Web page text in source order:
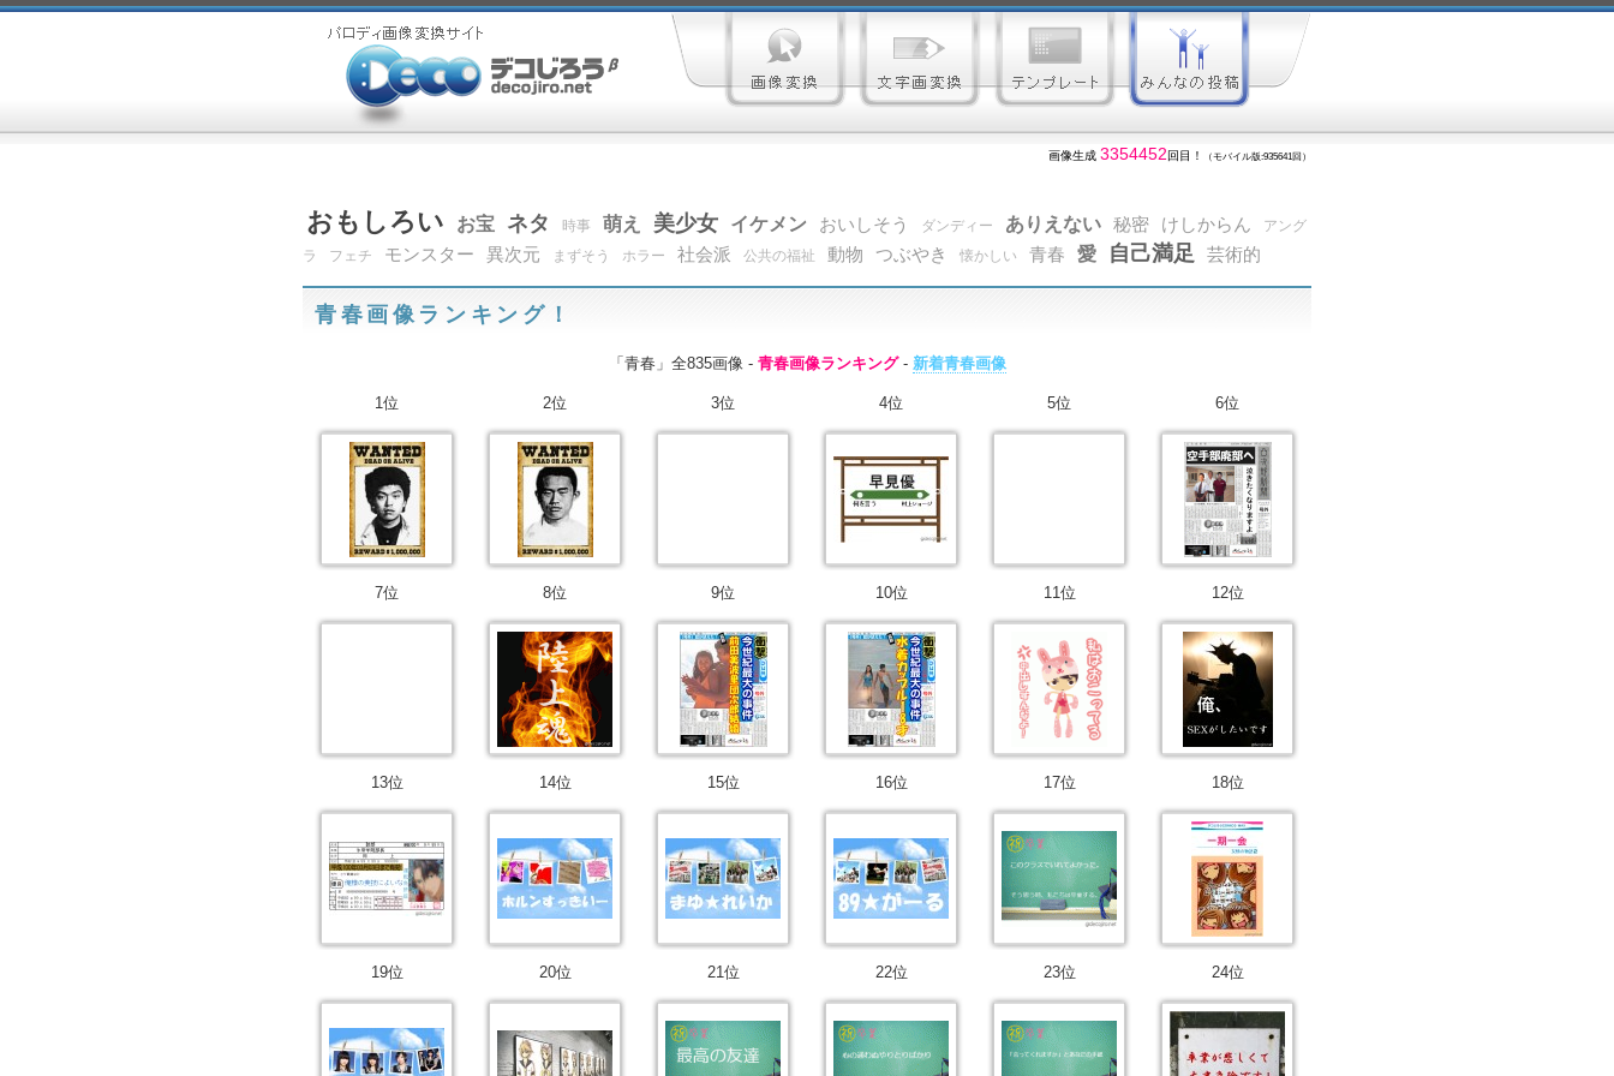
画像生成 3354452 回目！ （モバイル版:935641回）
おもしろい お宝 ネタ 時事 萌え 美少女 イケメン おいしそう ダンディー ありえない 秘密 けしからん
アング
ラ
フェチ モンスター 異次元 まずそう ホラー 社会派 公共の福祉 動物 つぶやき 懐かしい 青春 愛 自己満足 芸術的
青春画像ランキング！
「青春」全835画像 - 青春画像ランキング- 新着青春画像
1位 2位 3位 4位 5位 6位
7位 8位 9位 10位 11位 12位
13位 14位 15位 16位 17位 18位
19位 20位 21位 22位 23位 24位